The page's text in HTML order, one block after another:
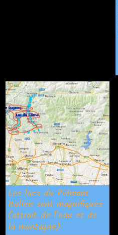
Les lacs du Piémont
Italien sont magnifiques
(attrait de l’eau et de
la montagne)